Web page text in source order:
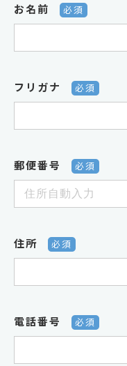
お名前 必須
フリガナ 必須
郵便番号 必須
住所 必須
電話番号 必須